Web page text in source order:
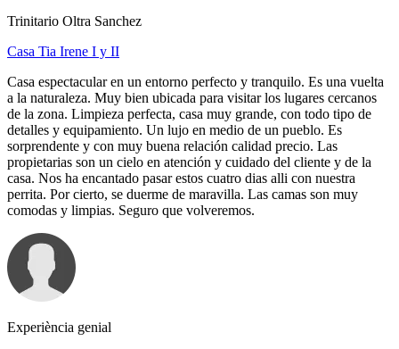
Trinitario Oltra Sanchez
Casa Tia Irene I y II
Casa espectacular en un entorno perfecto y tranquilo. Es una vuelta
a la naturaleza. Muy bien ubicada para visitar los lugares cercanos
de la zona. Limpieza perfecta, casa muy grande, con todo tipo de
detalles y equipamiento. Un lujo en medio de un pueblo. Es
sorprendente y con muy buena relación calidad precio. Las
propietarias son un cielo en atención y cuidado del cliente y de la
casa. Nos ha encantado pasar estos cuatro dias alli con nuestra
perrita. Por cierto, se duerme de maravilla. Las camas son muy
comodas y limpias. Seguro que volveremos.
Experiència genial